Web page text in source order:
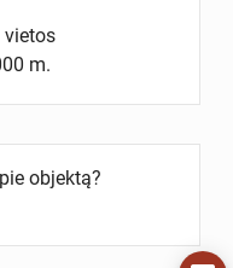
m.
objektą?